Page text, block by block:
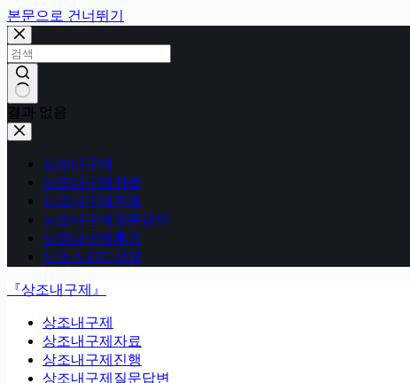
본문으로 건너뛰기
결과 없음
상조내구제
상조내구제자료
상조내구제진행
상조내구제질문답변
상조내구제후기
상조스피드상담
『상조내구제』
상조내구제
상조내구제자료
상조내구제진행
상조내구제질문답변